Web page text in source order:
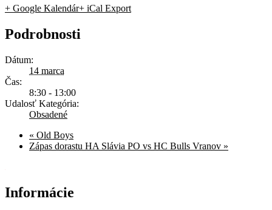
+ Google Kalendár+ iCal Export
Podrobnosti
Dátum:
14 marca
Čas:
8:30 - 13:00
Udalosť Kategória:
Obsadené
« Old Boys
Zápas dorastu HA Slávia PO vs HC Bulls Vranov »
Informácie